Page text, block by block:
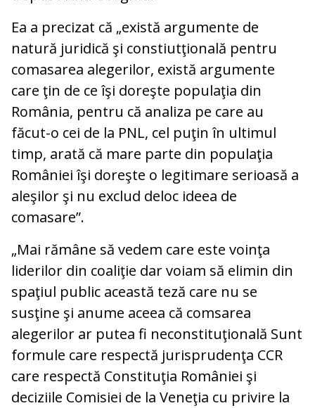
Ea a precizat că „există argumente de
natură juridică şi constiutţională pentru
comasarea alegerilor, există argumente
care ţin de ce îşi doreşte populaţia din
România, pentru că analiza pe care au
făcut-o cei de la PNL, cel puţin în ultimul
timp, arată că mare parte din populaţia
României îşi doreşte o legitimare serioasă a
aleşilor şi nu exclud deloc ideea de
comasare”.
„Mai rămâne să vedem care este voinţa
liderilor din coaliţie dar voiam să elimin din
spaţiul public această teză care nu se
susţine şi anume aceea că comsarea
alegerilor ar putea fi neconstituţională Sunt
formule care respectă jurisprudenţa CCR
care respectă Constituţia României şi
deciziile Comisiei de la Veneţia cu privire la